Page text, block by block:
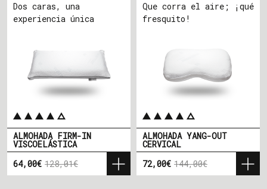
ALMOHADA FIRM-IN
VISCOELÁSTICA
Precio
64,00€
Precio base
128,01€
Dos caras, una
experiencia única
ALMOHADA YANG-OUT
CERVICAL
Precio
72,00€
Precio base
144,00€
Que corra el aire; ¡qué
fresquito!